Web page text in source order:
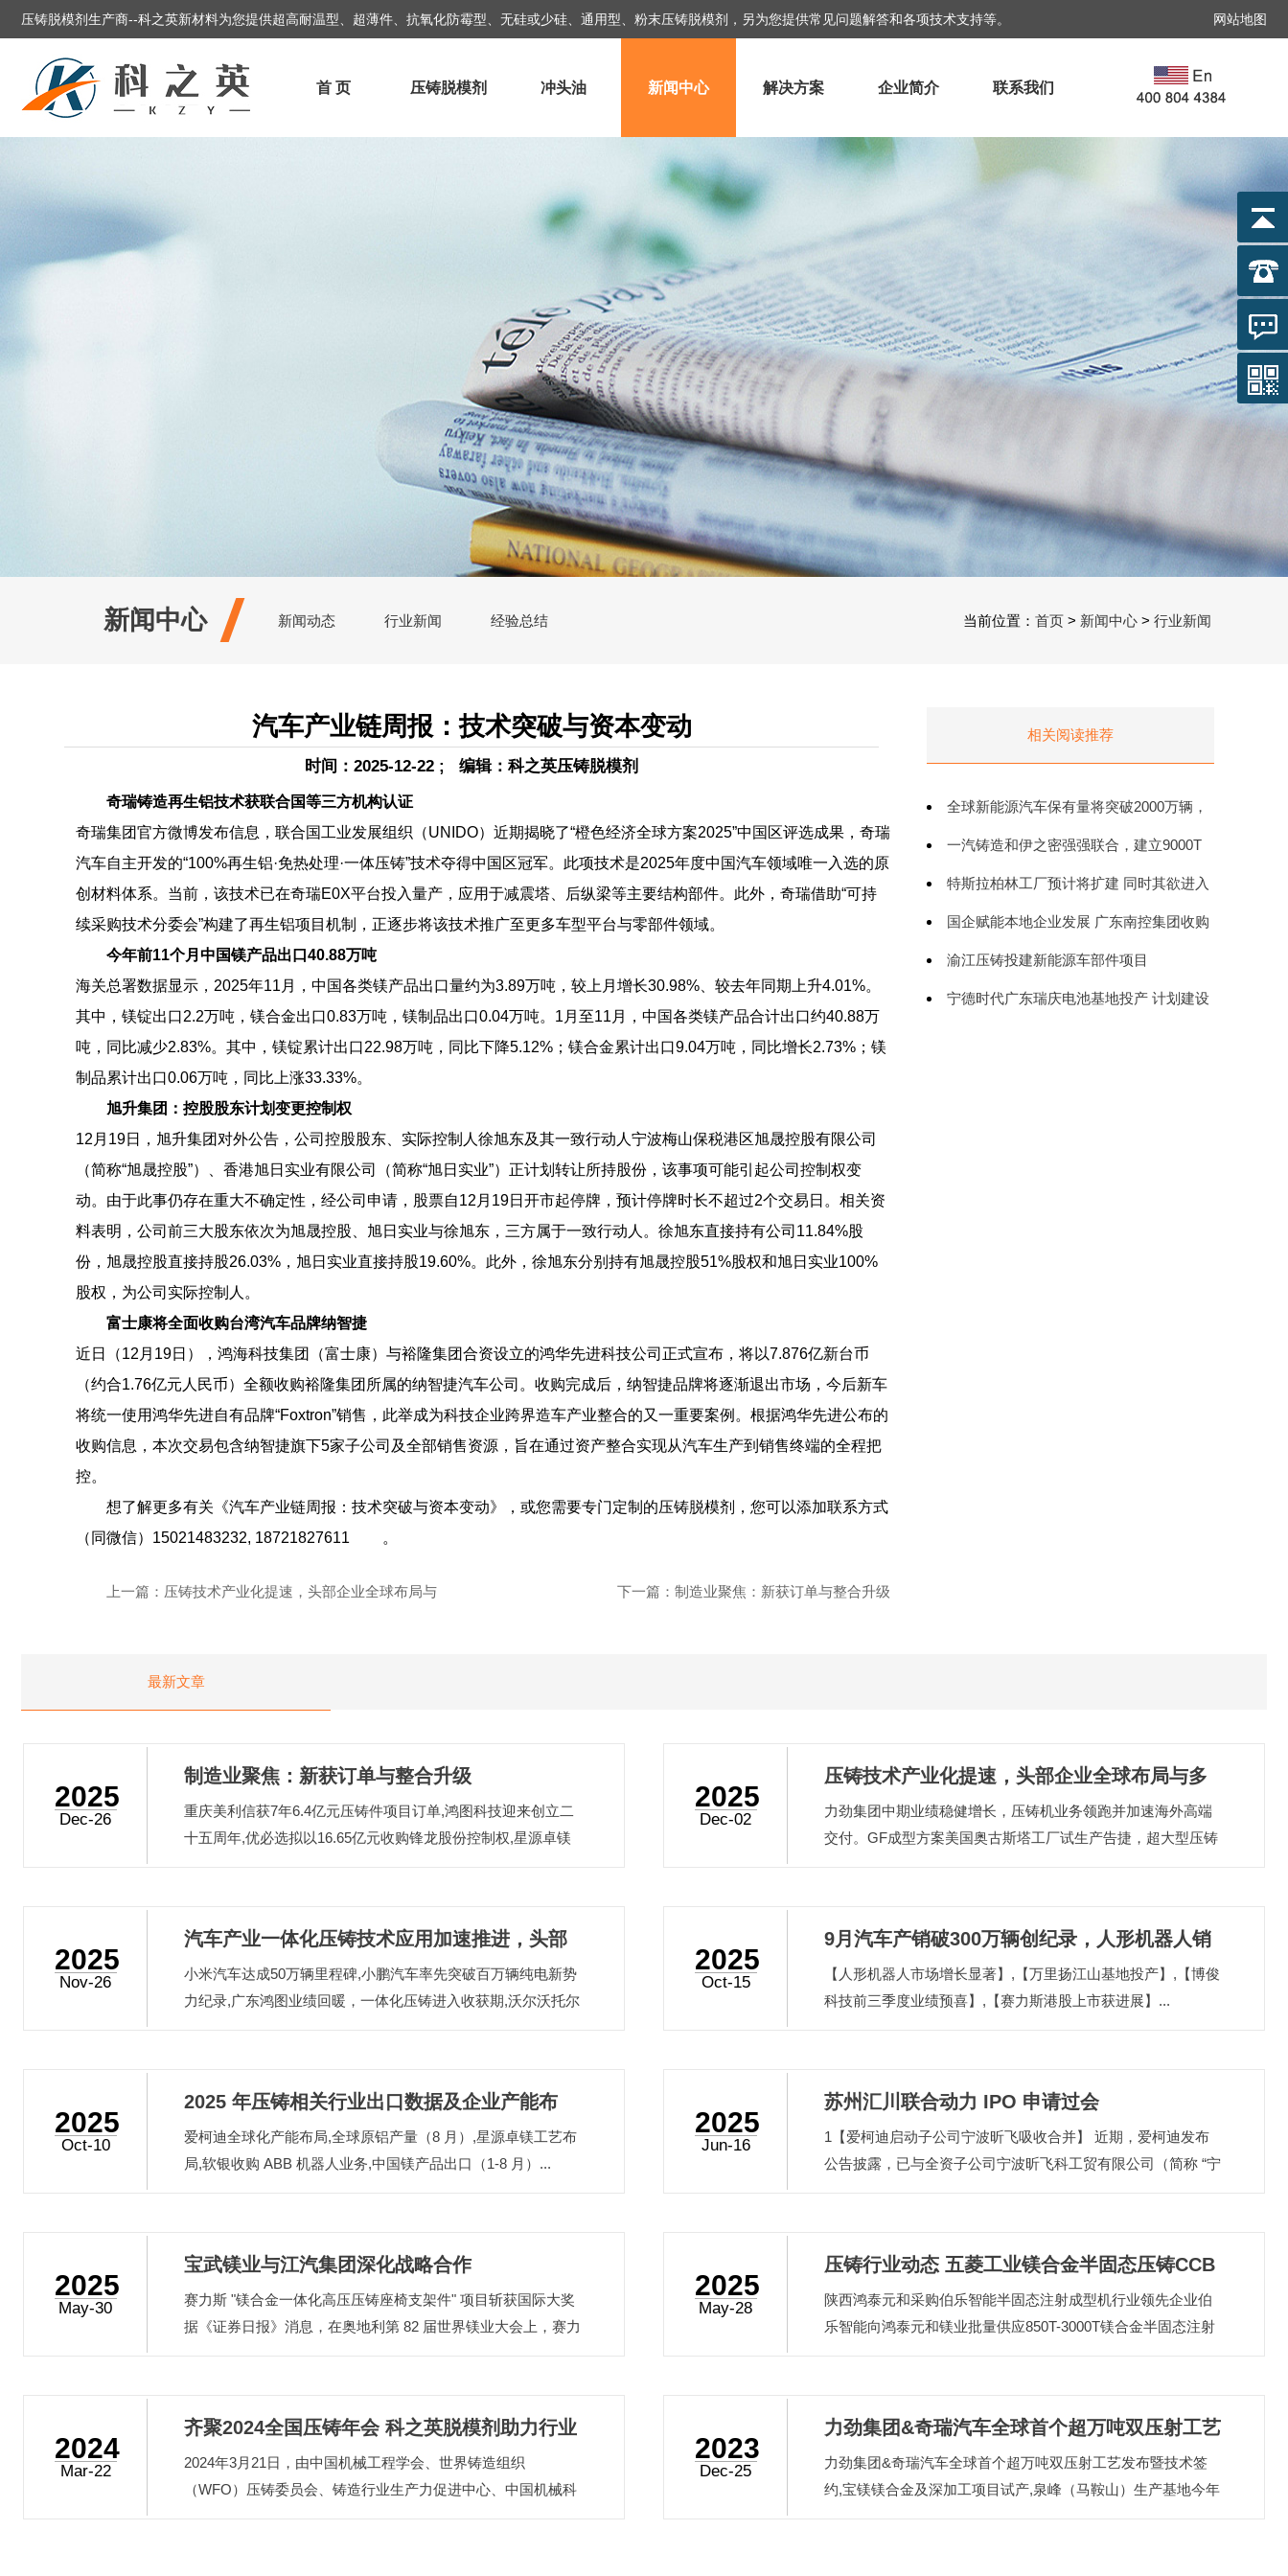
压铸脱模剂生产商--科之英新材料为您提供超高耐温型、超薄件、抗氧化防霉型、无硅或少硅、通用型、粉末压铸脱模剂，另为您提供常见问题解答和各项技术支持等。 网站地图
首 页 压铸脱模剂 冲头油 新闻中心 解决方案 企业简介 联系我们
新闻中心 新闻动态 行业新闻 经验总结 当前位置： 首页 > 新闻中心 > 行业新闻
汽车产业链周报：技术突破与资本变动
时间：2025-12-22 ; 编辑：科之英压铸脱模剂
奇瑞铸造再生铝技术获联合国等三方机构认证
奇瑞集团官方微博发布信息，联合国工业发展组织（UNIDO）近期揭晓了“橙色经济全球方案2025”中国区评选成果，奇瑞
汽车自主开发的“100%再生铝·免热处理·一体压铸”技术夺得中国区冠军。此项技术是2025年度中国汽车领域唯一入选的原
创材料体系。当前，该技术已在奇瑞E0X平台投入量产，应用于减震塔、后纵梁等主要结构部件。此外，奇瑞借助“可持
续采购技术分委会”构建了再生铝项目机制，正逐步将该技术推广至更多车型平台与零部件领域。
今年前11个月中国镁产品出口40.88万吨
海关总署数据显示，2025年11月，中国各类镁产品出口量约为3.89万吨，较上月增长30.98%、较去年同期上升4.01%。
其中，镁锭出口2.2万吨，镁合金出口0.83万吨，镁制品出口0.04万吨。1月至11月，中国各类镁产品合计出口约40.88万
吨，同比减少2.83%。其中，镁锭累计出口22.98万吨，同比下降5.12%；镁合金累计出口9.04万吨，同比增长2.73%；镁
制品累计出口0.06万吨，同比上涨33.33%。
旭升集团：控股股东计划变更控制权
12月19日，旭升集团对外公告，公司控股股东、实际控制人徐旭东及其一致行动人宁波梅山保税港区旭晟控股有限公司
（简称“旭晟控股”）、香港旭日实业有限公司（简称“旭日实业”）正计划转让所持股份，该事项可能引起公司控制权变
动。由于此事仍存在重大不确定性，经公司申请，股票自12月19日开市起停牌，预计停牌时长不超过2个交易日。相关资
料表明，公司前三大股东依次为旭晟控股、旭日实业与徐旭东，三方属于一致行动人。徐旭东直接持有公司11.84%股
份，旭晟控股直接持股26.03%，旭日实业直接持股19.60%。此外，徐旭东分别持有旭晟控股51%股权和旭日实业100%
股权，为公司实际控制人。
富士康将全面收购台湾汽车品牌纳智捷
近日（12月19日），鸿海科技集团（富士康）与裕隆集团合资设立的鸿华先进科技公司正式宣布，将以7.876亿新台币
（约合1.76亿元人民币）全额收购裕隆集团所属的纳智捷汽车公司。收购完成后，纳智捷品牌将逐渐退出市场，今后新车
将统一使用鸿华先进自有品牌“Foxtron”销售，此举成为科技企业跨界造车产业整合的又一重要案例。根据鸿华先进公布的
收购信息，本次交易包含纳智捷旗下5家子公司及全部销售资源，旨在通过资产整合实现从汽车生产到销售终端的全程把
控。
想了解更多有关《汽车产业链周报：技术突破与资本变动》，或您需要专门定制的压铸脱模剂，您可以添加联系方式
（同微信） 15021483232, 18721827611 。
上一篇： 压铸技术产业化提速，头部企业全球布局与
下一篇： 制造业聚焦：新获订单与整合升级
相关阅读推荐
全球新能源汽车保有量将突破2000万辆，
中国占46%
一汽铸造和伊之密强强联合，建立9000T
压铸整体解决方案战略合作关系
特斯拉柏林工厂预计将扩建 同时其欲进入
泰国市场
国企赋能本地企业发展 广东南控集团收购
奔达模具69.26%的股权
渝江压铸投建新能源车部件项目
宁德时代广东瑞庆电池基地投产 计划建设
最新文章
2025
Dec-26
制造业聚焦：新获订单与整合升级
重庆美利信获7年6.4亿元压铸件项目订单,鸿图科技迎来创立二
十五周年,优必选拟以16.65亿元收购锋龙股份控制权,星源卓镁
2025
Dec-02
压铸技术产业化提速，头部企业全球布局与多
元应用深化
力劲集团中期业绩稳健增长，压铸机业务领跑并加速海外高端
交付。GF成型方案美国奥古斯塔工厂试生产告捷，超大型压铸
合资开拓服务器液冷关键零部件市场。...
2025
Nov-26
汽车产业一体化压铸技术应用加速推进，头部
企业产能与技术布局深化
小米汽车达成50万辆里程碑,小鹏汽车率先突破百万辆纯电新势
力纪录,广东鸿图业绩回暖，一体化压铸进入收获期,沃尔沃托尔
2025
Oct-15
9月汽车产销破300万辆创纪录，人形机器人销
量翻倍，产业链迎多重利好
【人形机器人市场增长显著】,【万里扬江山基地投产】,【博俊
科技前三季度业绩预喜】,【赛力斯港股上市获进展】...
2025
Oct-10
2025 年压铸相关行业出口数据及企业产能布
局、技术合作、收购动态
爱柯迪全球化产能布局,全球原铝产量（8 月）,星源卓镁工艺布
局,软银收购 ABB 机器人业务,中国镁产品出口（1-8 月）...
2025
Jun-16
苏州汇川联合动力 IPO 申请过会
1【爱柯迪启动子公司宁波昕飞吸收合并】 近期，爱柯迪发布
公告披露，已与全资子公司宁波昕飞科工贸有限公司（简称 “宁
企业名称、注册资本等登记信息保持不变。宁波昕飞成立于
2021 年，主营业务涵盖汽车零部件及配件制造、有色金属合金
制造与销售等领域。 2【宜镁泰镁合金成型设备进军韩国市
2025
May-30
宝武镁业与江汽集团深化战略合作
赛力斯 "镁合金一体化高压压铸座椅支架件" 项目斩获国际大奖
据《证券日报》消息，在奥地利第 82 届世界镁业大会上，赛力
型工艺，实现零部件 45% 减重。目前，赛力斯面向量产的超大
型一体化压铸镁合金后车体已正式下线。...
2025
May-28
压铸行业动态 ​五菱工业镁合金半固态压铸CCB
试制成功
​陕西鸿泰元和采购伯乐智能半固态注射成型机​ 行业领先企业伯
乐智能向鸿泰元和镁业批量供应850T-3000T镁合金半固态注射
板横梁支架，单次注射量超8kg，成品仅4.6kg，标志半固态技
术在轻量化领域的重大突破，来自知名车企广西汽车集团。 ​超
轻高性能镁锂合金技术通过科技成果评价​ 上海交大与航天科工
2024
Mar-22
齐聚2024全国压铸年会 科之英脱模剂助力行业
提质增效降本
2024年3月21日，由中国机械工程学会、世界铸造组织
（WFO）压铸委员会、铸造行业生产力促进中心、中国机械科
2023
Dec-25
力劲集团&奇瑞汽车全球首个超万吨双压射工艺
发布暨技术签约
力劲集团&奇瑞汽车全球首个超万吨双压射工艺发布暨技术签
约,宝镁镁合金及深加工项目试产,泉峰（马鞍山）生产基地今年